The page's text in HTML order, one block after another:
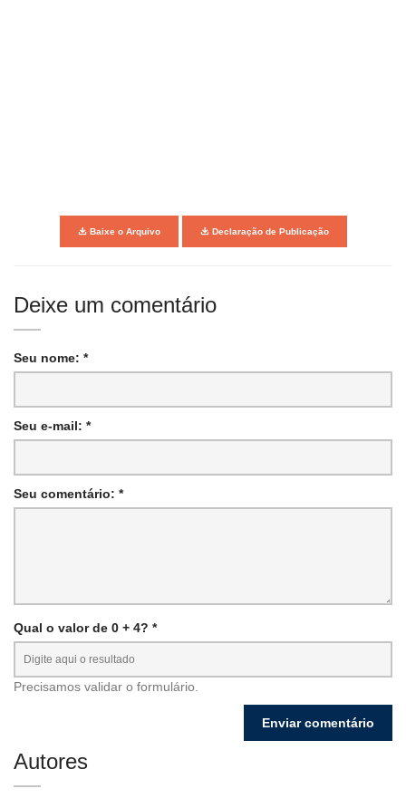
Baixe o Arquivo Declaração de Publicação
Deixe um comentário
Seu nome: *
Seu e-mail: *
Seu comentário: *
Qual o valor de 0 + 4? *
Precisamos validar o formulário.
Autores